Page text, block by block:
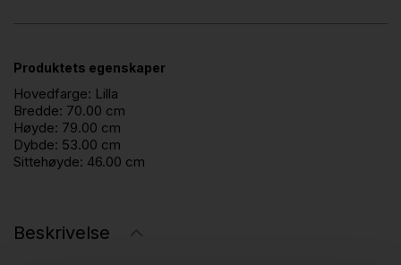
Produktets egenskaper
Hovedfarge: Lilla
Bredde: 70.00 cm
Høyde: 79.00 cm
Dybde: 53.00 cm
Sittehøyde: 46.00 cm
Beskrivelse